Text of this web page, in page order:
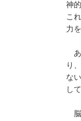
神
こ
力
あ
り
な
し
脳